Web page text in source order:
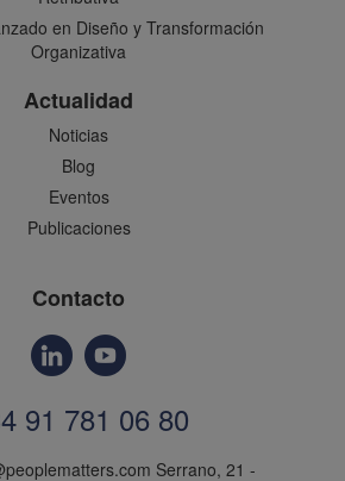
en Diseño y Transformación
Organizativa
Actualidad
Noticias
Blog
Eventos
Publicaciones
Contacto
91 781 06 80
Serrano, 21 -